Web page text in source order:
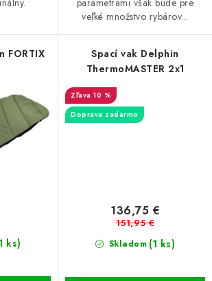
parametrami však bude pre
veľké množstvo rybárov...
FORTIX
ks)
Spací vak Delphin
ThermoMASTER 2x1
10 %
Doprava zadarmo
Skladom (1 ks)
136,75 €
151,95 €